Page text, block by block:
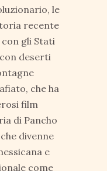
le
recente
gli Stati
deserti
che ha
film
di Pancho
divenne
e
come